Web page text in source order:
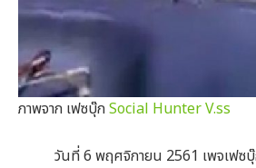
ภาพจาก เฟซบุ๊ก Social Hunter V.ss
วันที่ 6 พฤศจิกายน 2561 เพจเฟซบุ๊